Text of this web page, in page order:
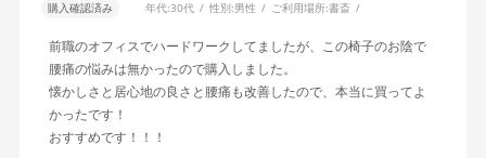
購入確認済み 年代:30代 性別:男性 ご利用場所:書斎
前職のオフィスでハードワークしてましたが、この椅子のお陰で
腰痛の悩みは無かったので購入しました。
懐かしさと居心地の良さと腰痛も改善したので、本当に買ってよ
かったです！
おすすめです！！！